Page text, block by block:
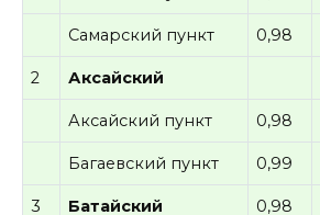
Самарский пункт 0,98
2 Аксайский
Аксайский пункт 0,98
Багаевский пункт 0,99
3 Батайский 0,98